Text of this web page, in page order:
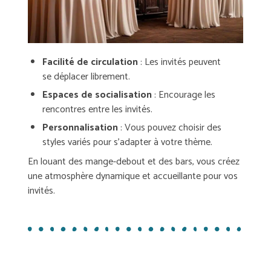
Facilité de circulation: Les invités peuvent
se déplacer librement.
Espaces de socialisation: Encourage les
rencontres entre les invités.
Personnalisation: Vous pouvez choisir des
styles variés pour s’adapter à votre thème.
En louant des mange-debout et des bars, vous créez
une atmosphère dynamique et accueillante pour vos
invités.